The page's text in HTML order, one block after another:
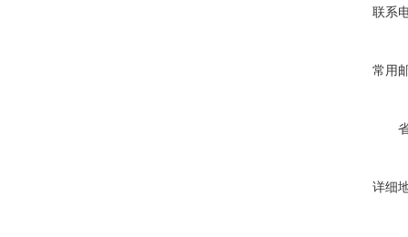
联系
常用
详细